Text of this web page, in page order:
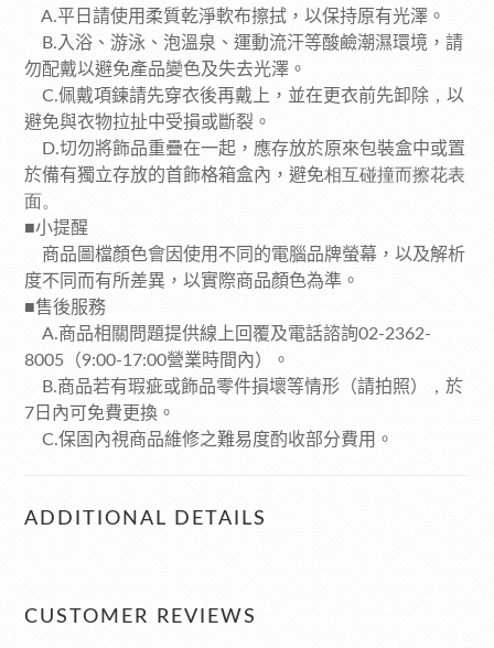
A.平日請使用柔質乾淨軟布擦拭，以保持原有光澤。
B. 入浴、游泳、泡溫泉、運動流汗等酸鹼潮濕環境，請
勿配戴以避免產品變色及失去光澤。
C.佩戴項鍊請先穿衣後再戴上，並在更衣前先卸除 ， 以
避免與衣物拉扯中受損或斷裂。
D.切勿將飾品重疊在一起，應存放於原來包裝盒中或置
於備有獨立存放的首飾格箱盒內，避免相互碰撞而擦花表
面。
■小提醒
商品圖檔顏色會因使用不同的電腦品牌螢幕，以及解析
度不同而有所差異，以實際商品顏色為準。
■售後服務
A.商品相關問題提供線上回覆及電話諮詢02-2362-
8005 （9:00-17:00營業時間內）。
B.商品若有瑕疵或飾品零件損壞等情形（請拍照） ， 於
7 日內可免費更換。
C.保固內視商品維修之難易度酌收部分費用。
ADDITIONAL DETAILS
CUSTOMER REVIEWS